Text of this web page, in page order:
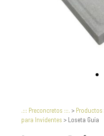
.::: Preconcretos :::. > Productos
para Invidentes > Loseta Guía